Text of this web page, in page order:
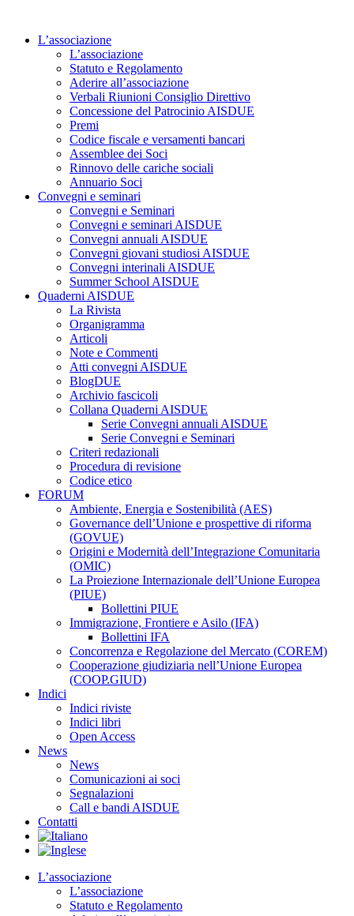
contenutoL’associazione
L’associazione
Statuto e Regolamento
Aderire all’associazione
Verbali Riunioni Consiglio Direttivo
Concessione del Patrocinio AISDUE
Premi
Codice fiscale e versamenti bancari
Assemblee dei Soci
Rinnovo delle cariche sociali
Annuario Soci
Convegni e seminari
Convegni e Seminari
Convegni e seminari AISDUE
Convegni annuali AISDUE
Convegni giovani studiosi AISDUE
Convegni interinali AISDUE
Summer School AISDUE
Quaderni AISDUE
La Rivista
Organigramma
Articoli
Note e Commenti
Atti convegni AISDUE
BlogDUE
Archivio fascicoli
Collana Quaderni AISDUE
Serie Convegni annuali AISDUE
Serie Convegni e Seminari
Criteri redazionali
Procedura di revisione
Codice etico
FORUM
Ambiente, Energia e Sostenibilità (AES)
Governance dell’Unione e prospettive di riforma
(GOVUE)
Origini e Modernità dell’Integrazione Comunitaria
(OMIC)
La Proiezione Internazionale dell’Unione Europea
(PIUE)
Bollettini PIUE
Immigrazione, Frontiere e Asilo (IFA)
Bollettini IFA
Concorrenza e Regolazione del Mercato (COREM)
Cooperazione giudiziaria nell’Unione Europea
(COOP.GIUD)
Indici
Indici riviste
Indici libri
Open Access
News
News
Comunicazioni ai soci
Segnalazioni
Call e bandi AISDUE
Contatti
L’associazione
L’associazione
Statuto e Regolamento